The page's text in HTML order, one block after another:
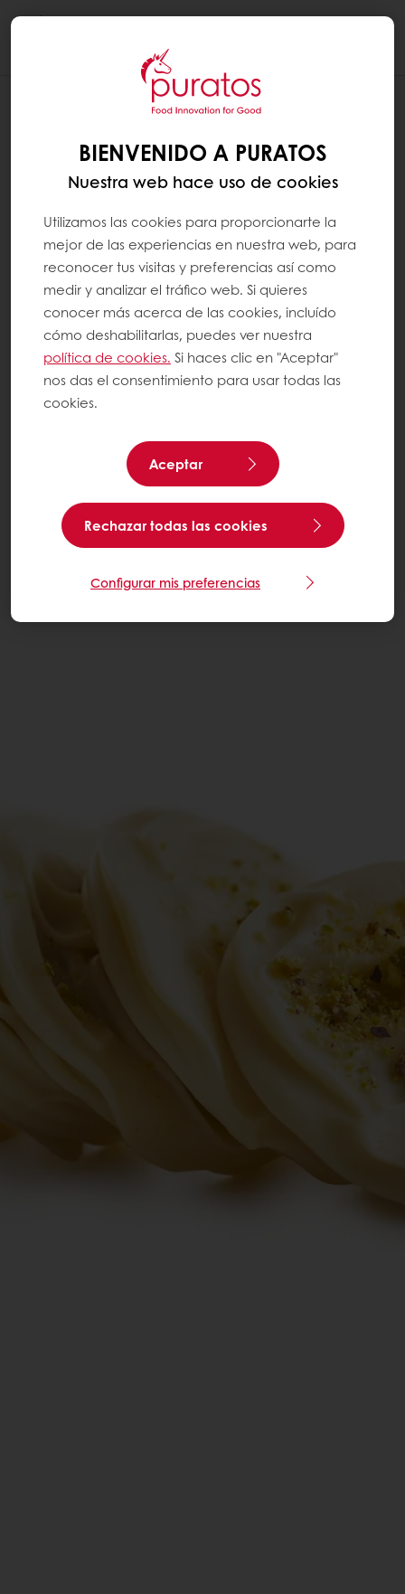
BIENVENIDO A PURATOS
Nuestra web hace uso de cookies
Utilizamos las cookies para proporcionarte la
mejor de las experiencias en nuestra web, para
reconocer tus visitas y preferencias así como
medir y analizar el tráfico web. Si quieres
conocer más acerca de las cookies, incluído
cómo deshabilitarlas, puedes ver nuestra
política de cookies. Si haces clic en "Aceptar"
nos das el consentimiento para usar todas las
cookies.
Aceptar
Rechazar todas las cookies
Configurar mis preferencias